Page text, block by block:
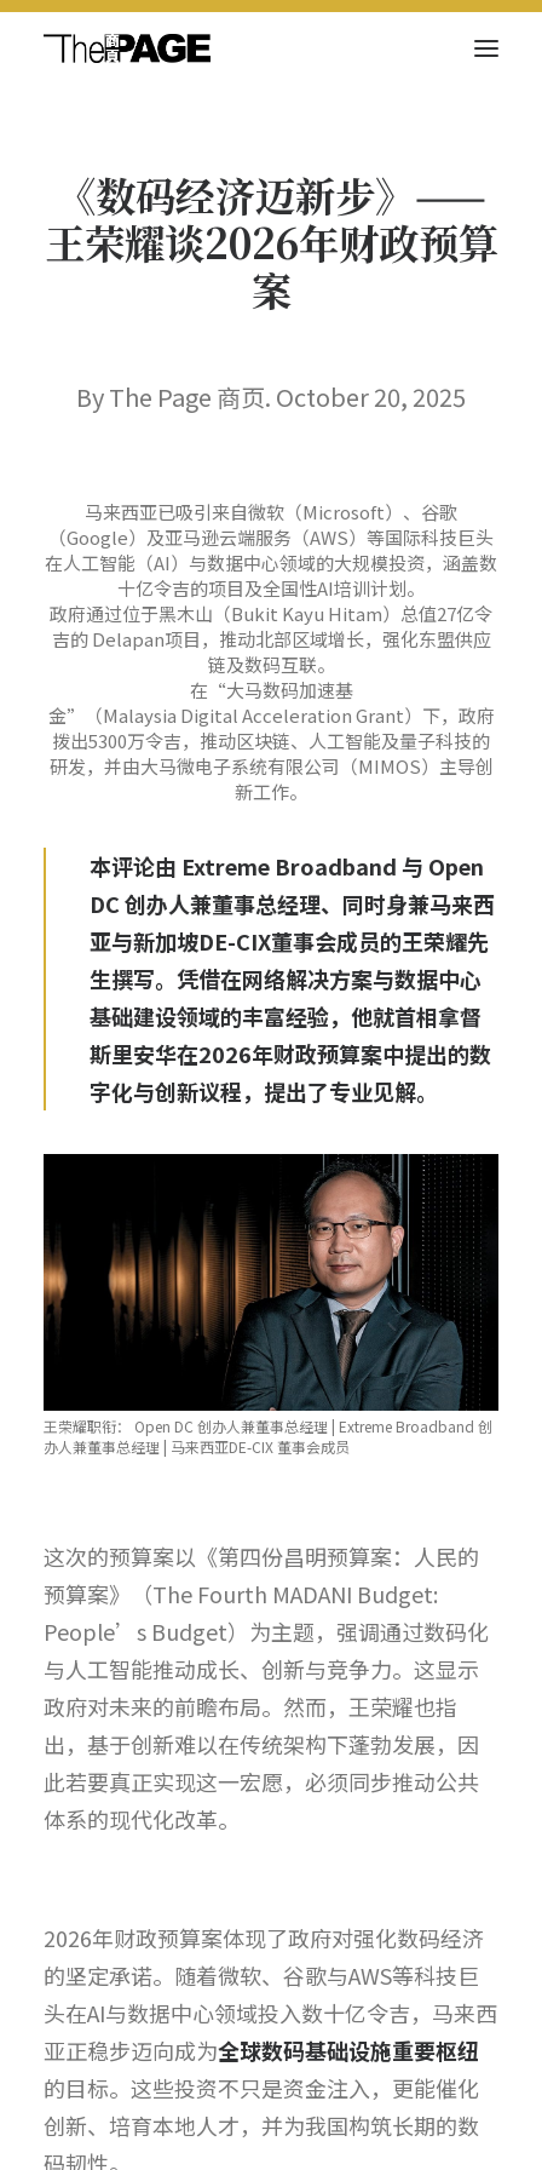
新闻内容
商页菁英
《数码经济迈新步》——
王荣耀谈2026年财政预算
案
By The Page 商页. October 20, 2025
马来西亚已吸引来自微软（Microsoft）、谷歌
（Google）及亚马逊云端服务（AWS）等国际科技巨头
在人工智能（AI）与数据中心领域的大规模投资，涵盖数
十亿令吉的项目及全国性AI培训计划。
政府通过位于黑木山（Bukit Kayu Hitam）总值27亿令
吉的 Delapan项目，推动北部区域增长，强化东盟供应
链及数码互联。
在“大马数码加速基
金”（Malaysia Digital Acceleration Grant）下，政府
拨出5300万令吉，推动区块链、人工智能及量子科技的
研发，并由大马微电子系统有限公司（MIMOS）主导创
新工作。
本评论由 Extreme Broadband 与 Open
DC 创办人兼董事总经理、同时身兼马来西
亚与新加坡DE-CIX董事会成员的王荣耀先
生撰写。凭借在网络解决方案与数据中心
基础建设领域的丰富经验，他就首相拿督
斯里安华在2026年财政预算案中提出的数
字化与创新议程，提出了专业见解。
王荣耀职衔： Open DC 创办人兼董事总经理 | Extreme Broadband 创
办人兼董事总经理 | 马来西亚DE-CIX 董事会成员
这次的预算案以《第四份昌明预算案：人民的
预算案》（The Fourth MADANI Budget:
People’s Budget）为主题，强调通过数码化
与人工智能推动成长、创新与竞争力。这显示
政府对未来的前瞻布局。然而，王荣耀也指
出，基于创新难以在传统架构下蓬勃发展，因
此若要真正实现这一宏愿，必须同步推动公共
体系的现代化改革。
2026年财政预算案体现了政府对强化数码经济
的坚定承诺。随着微软、谷歌与AWS等科技巨
头在AI与数据中心领域投入数十亿令吉，马来西
亚正稳步迈向成为全球数码基础设施重要枢纽
的目标。这些投资不只是资金注入，更能催化
创新、培育本地人才，并为我国构筑长期的数
码韧性。